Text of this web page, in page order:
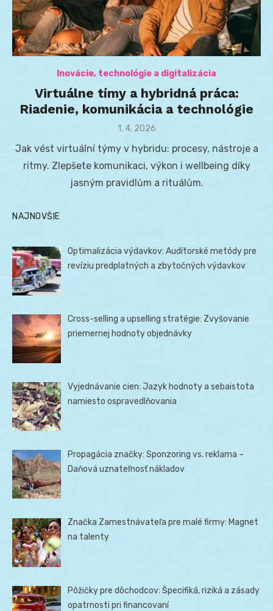
Inovácie, technológie a digitalizácia
Virtuálne tímy a hybridná práca:
Riadenie, komunikácia a technológie
Posted
1. 4. 2026
Jak vést virtuální týmy v hybridu: procesy, nástroje a
ritmy. Zlepšete komunikaci, výkon i wellbeing díky
jasným pravidlům a rituálům.
NAJNOVŠIE
Optimalizácia výdavkov: Audítorské metódy pre
revíziu predplatných a zbytočných výdavkov
Cross-selling a upselling stratégie: Zvyšovanie
priemernej hodnoty objednávky
Vyjednávanie cien: Jazyk hodnoty a sebaistota
namiesto ospravedlňovania
Propagácia značky: Sponzoring vs. reklama –
Daňová uznateľnosť nákladov
Značka Zamestnávateľa pre malé firmy: Magnet
na talenty
Pôžičky pre dôchodcov: Špecifiká, riziká a zásady
opatrnosti pri financovaní